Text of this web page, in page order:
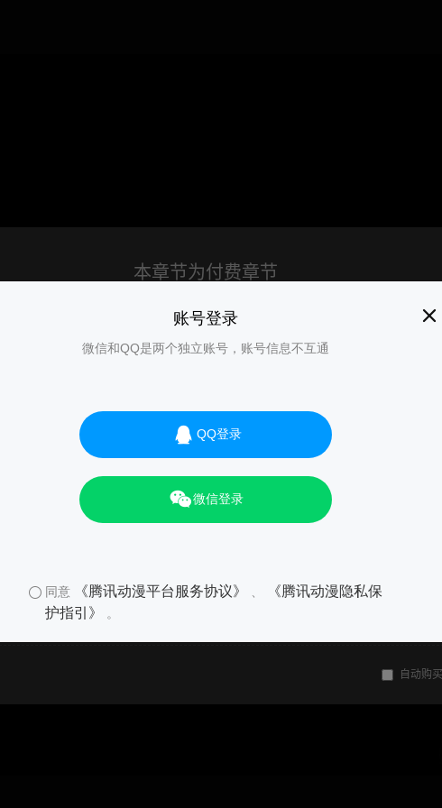
账号登录
微信和QQ是两个独立账号，账号信息不互通
QQ登录
微信登录
同意 《腾讯动漫平台服务协议》
《腾讯动漫隐私保
护指引》
。
01